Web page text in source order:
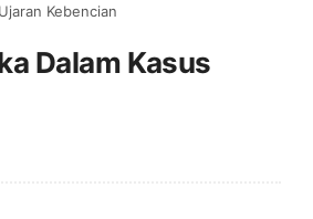
Kebencian
Dalam Kasus